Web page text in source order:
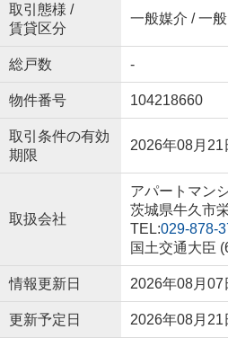
取引態様 /
賃貸区分
一般媒介 / 一般
総戸数 -
物件番号 104218660
取引条件の有効
期限
2026年08月21
取扱会社
アパートマン
茨城県牛久市
TEL:029-878-
国土交通大臣
情報更新日 2026年08月07
更新予定日 2026年08月21